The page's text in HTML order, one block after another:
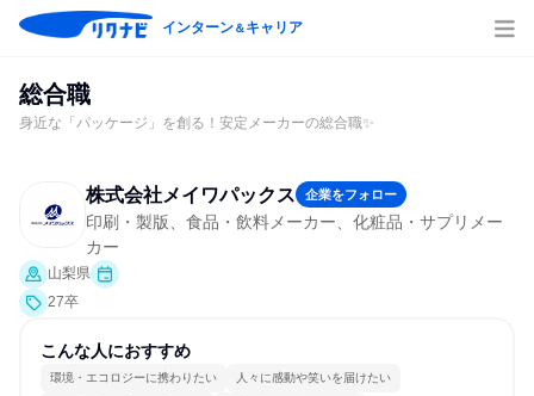
インターン＆キャリア
総合職
身近な「パッケージ」を創る！安定メーカーの総合職✨
株式会社メイワパックス 企業をフォロー
印刷・製版、食品・飲料メーカー、化粧品・サプリメー
カー
山梨県
27卒
こんな人におすすめ
環境・エコロジーに携わりたい 人々に感動や笑いを届けたい